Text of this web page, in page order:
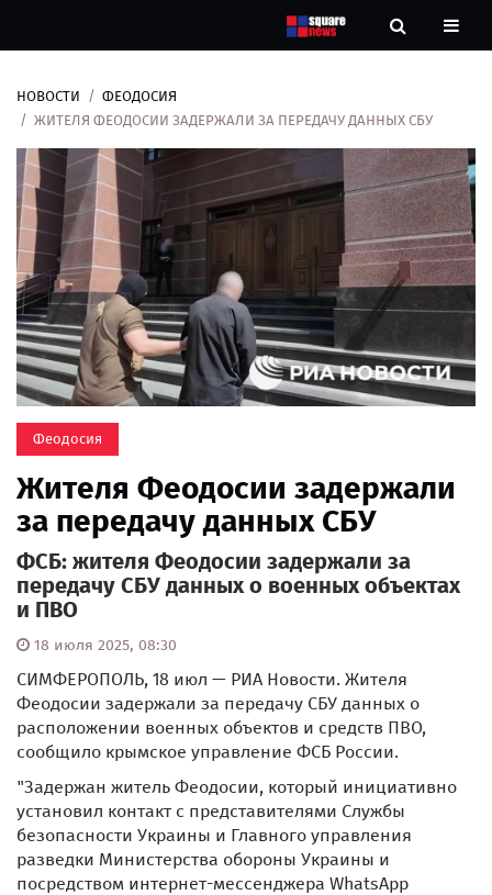
Новости
Рубрики
Контакты
О
нас
НОВОСТИ
ФЕОДОСИЯ
ЖИТЕЛЯ ФЕОДОСИИ ЗАДЕРЖАЛИ ЗА ПЕРЕДАЧУ ДАННЫХ СБУ
Феодосия
Жителя Феодосии задержали
за передачу данных СБУ
ФСБ: жителя Феодосии задержали за
передачу СБУ данных о военных объектах
и ПВО
18 июля 2025, 08:30
СИМФЕРОПОЛЬ, 18 июл — РИА Новости. Жителя
Феодосии задержали за передачу СБУ данных о
расположении военных объектов и средств ПВО,
сообщило крымское управление ФСБ России.
"Задержан житель Феодосии, который инициативно
установил контакт с представителями Службы
безопасности Украины и Главного управления
разведки Министерства обороны Украины и
посредством интернет-мессенджера WhatsApp